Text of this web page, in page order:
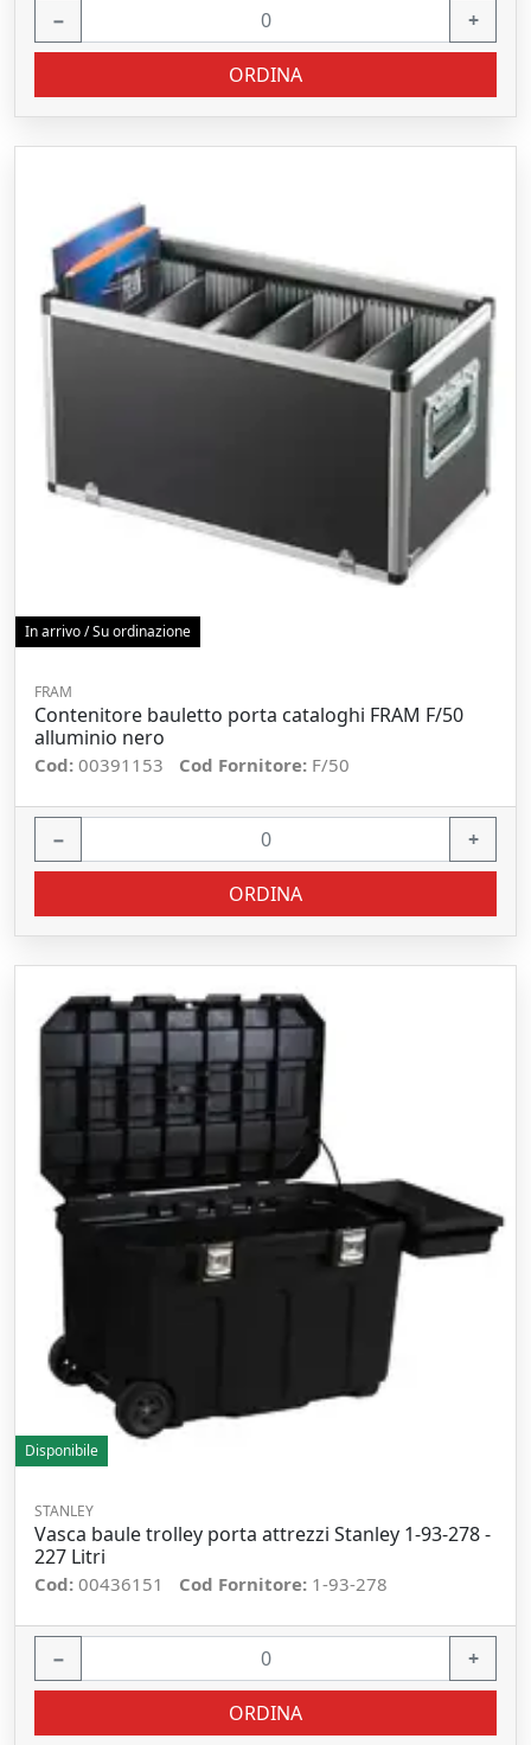
− +
ORDINA
In arrivo / Su ordinazione
FRAM
Contenitore bauletto porta cataloghi FRAM F/50
alluminio nero
Cod: 00391153 Cod Fornitore: F/50
− +
ORDINA
Disponibile
STANLEY
Vasca baule trolley porta attrezzi Stanley 1-93-278 -
227 Litri
Cod: 00436151 Cod Fornitore: 1-93-278
− +
ORDINA